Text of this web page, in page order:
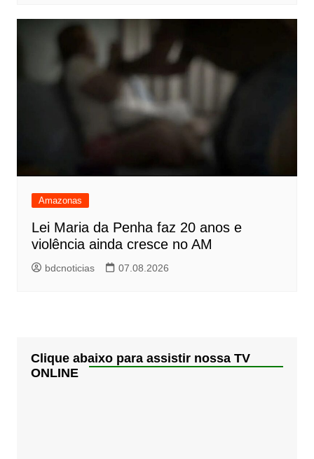
Amazonas
Lei Maria da Penha faz 20 anos e
violência ainda cresce no AM
bdcnoticias 07.08.2026
Clique abaixo para assistir nossa TV
ONLINE